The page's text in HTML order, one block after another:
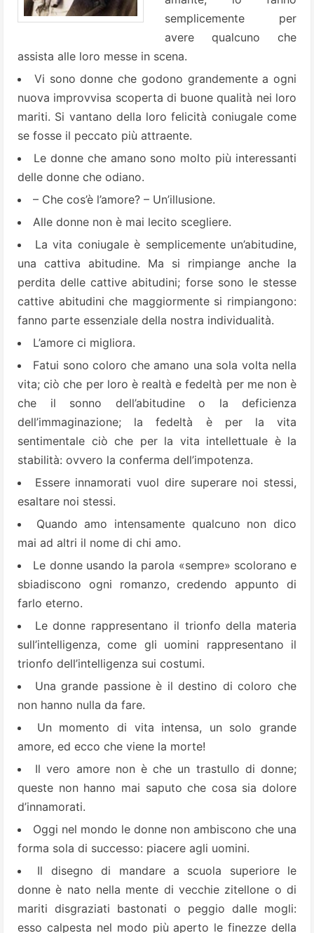
semplicemente per
avere qualcuno che
assista alle loro messe in scena.
Vi sono donne che godono grandemente a ogni
nuova improvvisa scoperta di buone qualità nei loro
mariti. Si vantano della loro felicità coniugale come
se fosse il peccato più attraente.
Le donne che amano sono molto più interessanti
delle donne che odiano.
– Che cos’è l’amore? – Un’illusione.
Alle donne non è mai lecito scegliere.
La vita coniugale è semplicemente un’abitudine,
una cattiva abitudine. Ma si rimpiange anche la
perdita delle cattive abitudini; forse sono le stesse
cattive abitudini che maggiormente si rimpiangono:
fanno parte essenziale della nostra individualità.
L’amore ci migliora.
Fatui sono coloro che amano una sola volta nella
vita; ciò che per loro è realtà e fedeltà per me non è
che il sonno dell’abitudine o la deficienza
dell’immaginazione; la fedeltà è per la vita
sentimentale ciò che per la vita intellettuale è la
stabilità: ovvero la conferma dell’impotenza.
Essere innamorati vuol dire superare noi stessi,
esaltare noi stessi.
Quando amo intensamente qualcuno non dico
mai ad altri il nome di chi amo.
Le donne usando la parola «sempre» scolorano e
sbiadiscono ogni romanzo, credendo appunto di
farlo eterno.
Le donne rappresentano il trionfo della materia
sull’intelligenza, come gli uomini rappresentano il
trionfo dell’intelligenza sui costumi.
Una grande passione è il destino di coloro che
non hanno nulla da fare.
Un momento di vita intensa, un solo grande
amore, ed ecco che viene la morte!
Il vero amore non è che un trastullo di donne;
queste non hanno mai saputo che cosa sia dolore
d’innamorati.
Oggi nel mondo le donne non ambiscono che una
forma sola di successo: piacere agli uomini.
Il disegno di mandare a scuola superiore le
donne è nato nella mente di vecchie zitellone o di
mariti disgraziati bastonati o peggio dalle mogli:
esso calpesta nel modo più aperto le finezze della